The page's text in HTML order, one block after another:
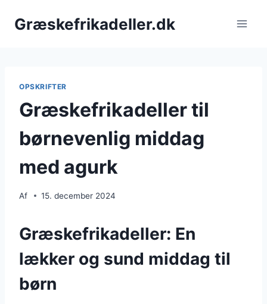
Græskefrikadeller.dk
OPSKRIFTER
Græskefrikadeller til
børnevenlig middag
med agurk
Af 15. december 2024
Græskefrikadeller: En
lækker og sund middag til
børn